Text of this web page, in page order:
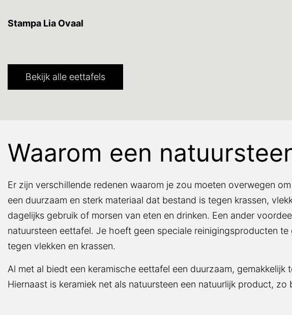
Stampa Lia Ovaal
Bekijk alle eettafels
Waarom een
Er zijn verschillende redenen waarom je zou moeten overwegen
een duurzaam en sterk materiaal dat bestand is tegen krassen,
dagelijks gebruik of morsen van eten en drinken. Een ander
natuursteen eettafel. Je hoeft geen speciale reinigingsproducten
tegen vlekken en krassen.
Al met al biedt een keramische eettafel een duurzaam,
Hiernaast is keramiek net als natuursteen een natuurlijk product,